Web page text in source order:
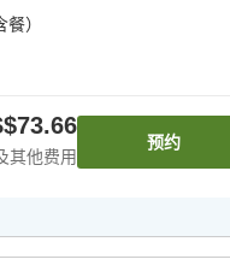
）
其他费用
预约